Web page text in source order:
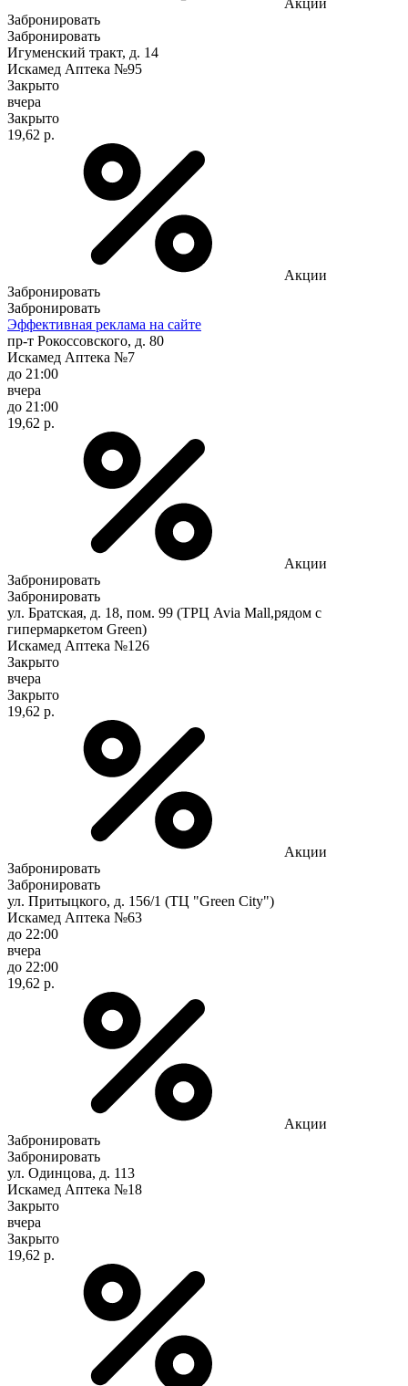
Забронировать
Забронировать
Игуменский тракт, д. 14
Искамед Аптека №95
Закрыто
вчера
Закрыто
19,62 р.
Акции
Забронировать
Забронировать
Эффективная реклама на сайте
пр-т Рокоссовского, д. 80
Искамед Аптека №7
до 21:00
вчера
до 21:00
19,62 р.
Акции
Забронировать
Забронировать
ул. Братская, д. 18, пом. 99 (ТРЦ Avia Mall,рядом с
гипермаркетом Green)
Искамед Аптека №126
Закрыто
вчера
Закрыто
19,62 р.
Акции
Забронировать
Забронировать
ул. Притыцкого, д. 156/1 (ТЦ "Green City")
Искамед Аптека №63
до 22:00
вчера
до 22:00
19,62 р.
Акции
Забронировать
Забронировать
ул. Одинцова, д. 113
Искамед Аптека №18
Закрыто
вчера
Закрыто
19,62 р.